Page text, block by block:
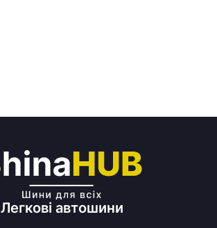
Легкові автошини